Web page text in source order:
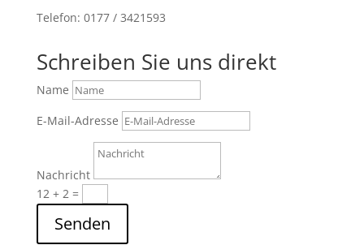
Telefon: 0177 / 3421593
Schreiben Sie uns direkt
Name
E-Mail-Adresse
Nachricht
12 + 2=
Senden